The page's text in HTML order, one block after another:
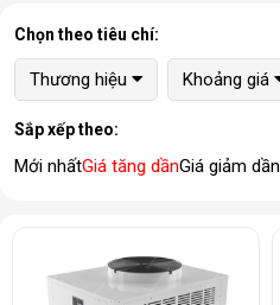
Chọn theo tiêu chí:
Thương hiệu Khoảng giá
Sắp xếp theo:
Mới nhấtGiá tăng dầnGiá giảm dần